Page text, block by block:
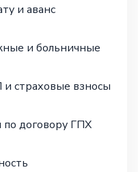
и аванс
и больничные
страховые взносы
договору ГПХ